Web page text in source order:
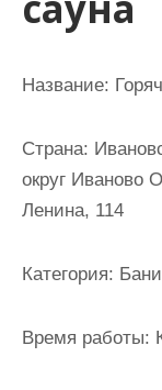
Название:
Страна:
округ Иваново
Ленина, 114
Категория:
Время работы: